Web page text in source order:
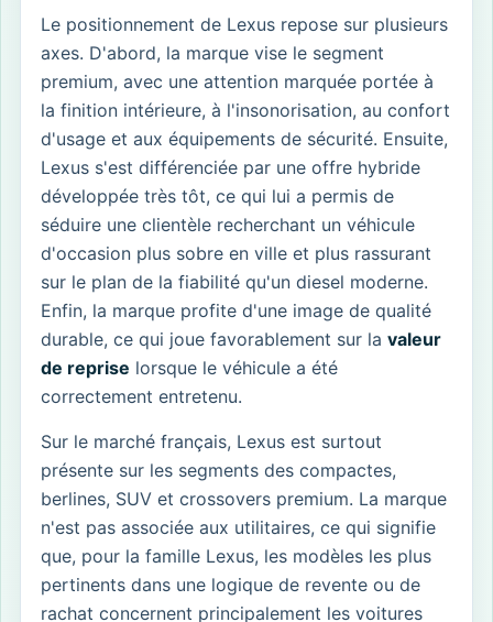
Le positionnement de Lexus repose sur plusieurs
axes. D'abord, la marque vise le segment
premium, avec une attention marquée portée à
la finition intérieure, à l'insonorisation, au confort
d'usage et aux équipements de sécurité. Ensuite,
Lexus s'est différenciée par une offre hybride
développée très tôt, ce qui lui a permis de
séduire une clientèle recherchant un véhicule
d'occasion plus sobre en ville et plus rassurant
sur le plan de la fiabilité qu'un diesel moderne.
Enfin, la marque profite d'une image de qualité
durable, ce qui joue favorablement sur la valeur
de reprise lorsque le véhicule a été
correctement entretenu.
Sur le marché français, Lexus est surtout
présente sur les segments des compactes,
berlines, SUV et crossovers premium. La marque
n'est pas associée aux utilitaires, ce qui signifie
que, pour la famille Lexus, les modèles les plus
pertinents dans une logique de revente ou de
rachat concernent principalement les voitures